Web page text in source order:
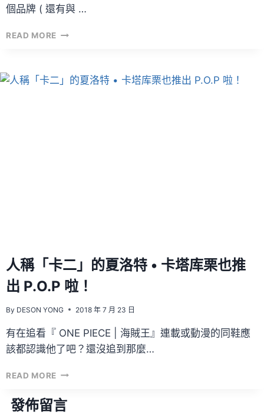
個品牌 ( 還有與 …
READ MORE GROUND
20
人稱「卡二」的夏洛特 • 卡塔库栗也推
出 P.O.P 啦！
By DESON YONG 2018 年 7 月 23 日
有在追看『 ONE PIECE | 海賊王』連載或動漫的同鞋應
該都認識他了吧？還沒追到那麼…
READ MORE 人
「卡
二」
發佈留言